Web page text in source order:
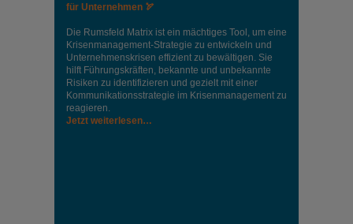
für Unternehmen 🏹
Die Rumsfeld Matrix ist ein mächtiges Tool, um eine
Krisenmanagement-Strategie zu entwickeln und
Unternehmenskrisen effizient zu bewältigen. Sie
hilft Führungskräften, bekannte und unbekannte
Risiken zu identifizieren und gezielt mit einer
Kommunikationsstrategie im Krisenmanagement zu
reagieren.
Jetzt weiterlesen…